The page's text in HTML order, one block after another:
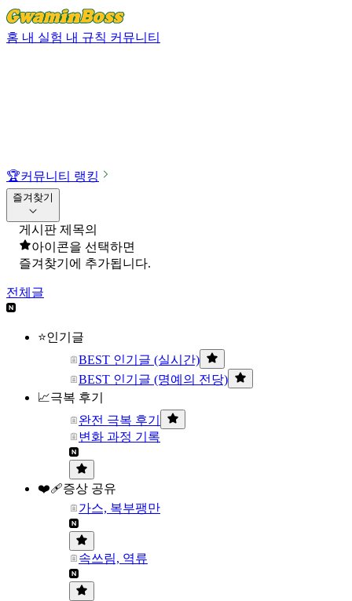
홈 내 실험 내 규칙 커뮤니티
🏆커뮤니티 랭킹
즐겨찾기
게시판 제목의
아이콘을 선택하면
즐겨찾기에 추가됩니다.
전체글
⭐인기글
BEST 인기글 (실시간)
BEST 인기글 (명예의 전당)
📈극복 후기
완전 극복 후기
변화 과정 기록
❤️‍🩹증상 공유
가스, 복부팽만
속쓰림, 역류